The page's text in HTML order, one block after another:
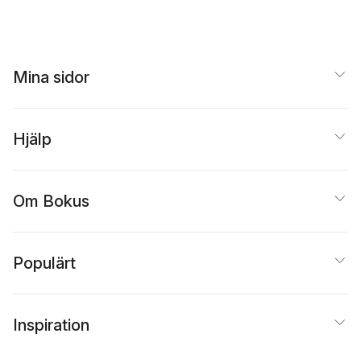
Mina sidor
Hjälp
Om Bokus
Populärt
Inspiration